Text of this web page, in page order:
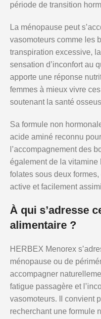
période de transition
La ménopause peut
vasomoteurs comme les
transpiration excessive,
sensation d’inconfort au
apporte une réponse
femmes à mieux vivre
soutenant la santé
Sa formule non
acide aminé reconnu
l’accompagnement des
également de la
folates sous deux
active et facilement
À qui s’adresse
alimentaire ?
HERBEX Menorex
ménopause ou de
accompagner
fatigue passagère et
vasomoteurs. Il convient
recherchant une formule